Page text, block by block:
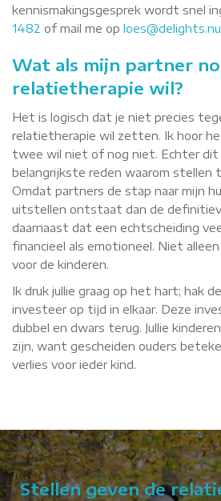
kennismakingsgesprek wordt snel
1482 of mail me op loes@delights.nu
Wat als mijn partner
relatietherapie wil?
Het is logisch dat je niet precies
relatietherapie wil zetten. Ik hoor
twee wil niet of nog niet. Echter dit
belangrijkste reden waarom stellen
Omdat partners de stap naar mijn
uitstellen ontstaat dan de
daarnaast dat een echtscheiding
financieel als emotioneel. Niet alleen
voor de kinderen.
Ik druk jullie graag op het hart; hak
investeer op tijd in elkaar. Deze
dubbel en dwars terug. Jullie
zijn, want gescheiden ouders
verlies voor ieder kind.
Stellen geven de